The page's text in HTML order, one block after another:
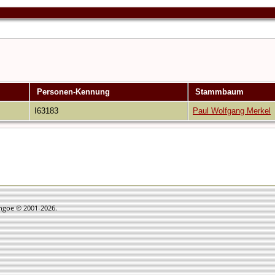
Personen-Kennung Stammbaum
I63183 Paul Wolfgang Merkel
© 2001-2026.